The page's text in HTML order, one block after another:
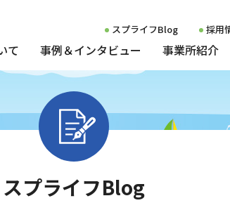
スプライフBlog 採用
スタッフボイス
て
就労定着支援
事例＆インタビュー
就職した方の声
雇用事例一覧
事業所紹介
薬院セン
スプライフBlog